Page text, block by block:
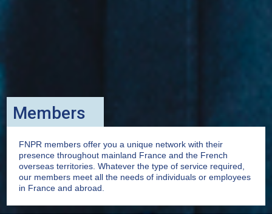
Members
FNPR members offer you a unique network with their
presence throughout mainland France and the French
overseas territories. Whatever the type of service required,
our members meet all the needs of individuals or employees
in France and abroad.